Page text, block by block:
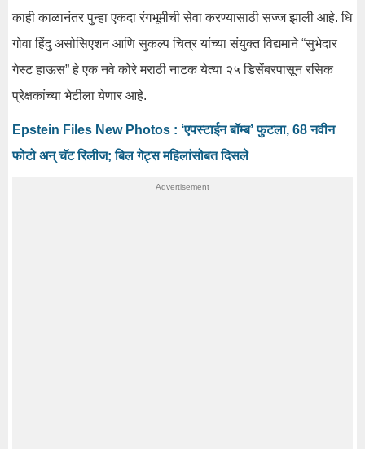
काही काळानंतर पुन्हा एकदा रंगभूमीची सेवा करण्यासाठी सज्ज झाली आहे.धि
गोवाहिंदुअसोसिएशन आणिसुकल्पचित्र यांच्या संयुक्तविद्यमाने“सुभेदार
गेस्टहाऊस” हे एक नवे कोरे मराठी नाटकयेत्या २५डिसेंबरपासूनरसिक
प्रेक्षकांच्या भेटीला येणार आहे.
Epstein Files New Photos : ‘एपस्टाईन बॉम्ब’ फुटला, 68 नवीन
फोटो अन् चॅट रिलीज; बिल गेट्स महिलांसोबत दिसले